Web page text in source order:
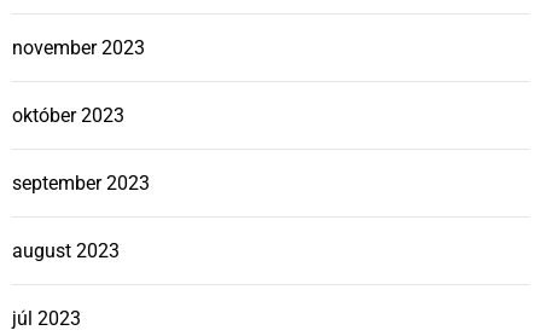
november 2023
október 2023
september 2023
august 2023
júl 2023